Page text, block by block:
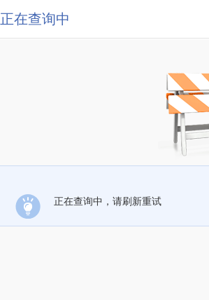
正在查询中
正在查询中，请刷新重试